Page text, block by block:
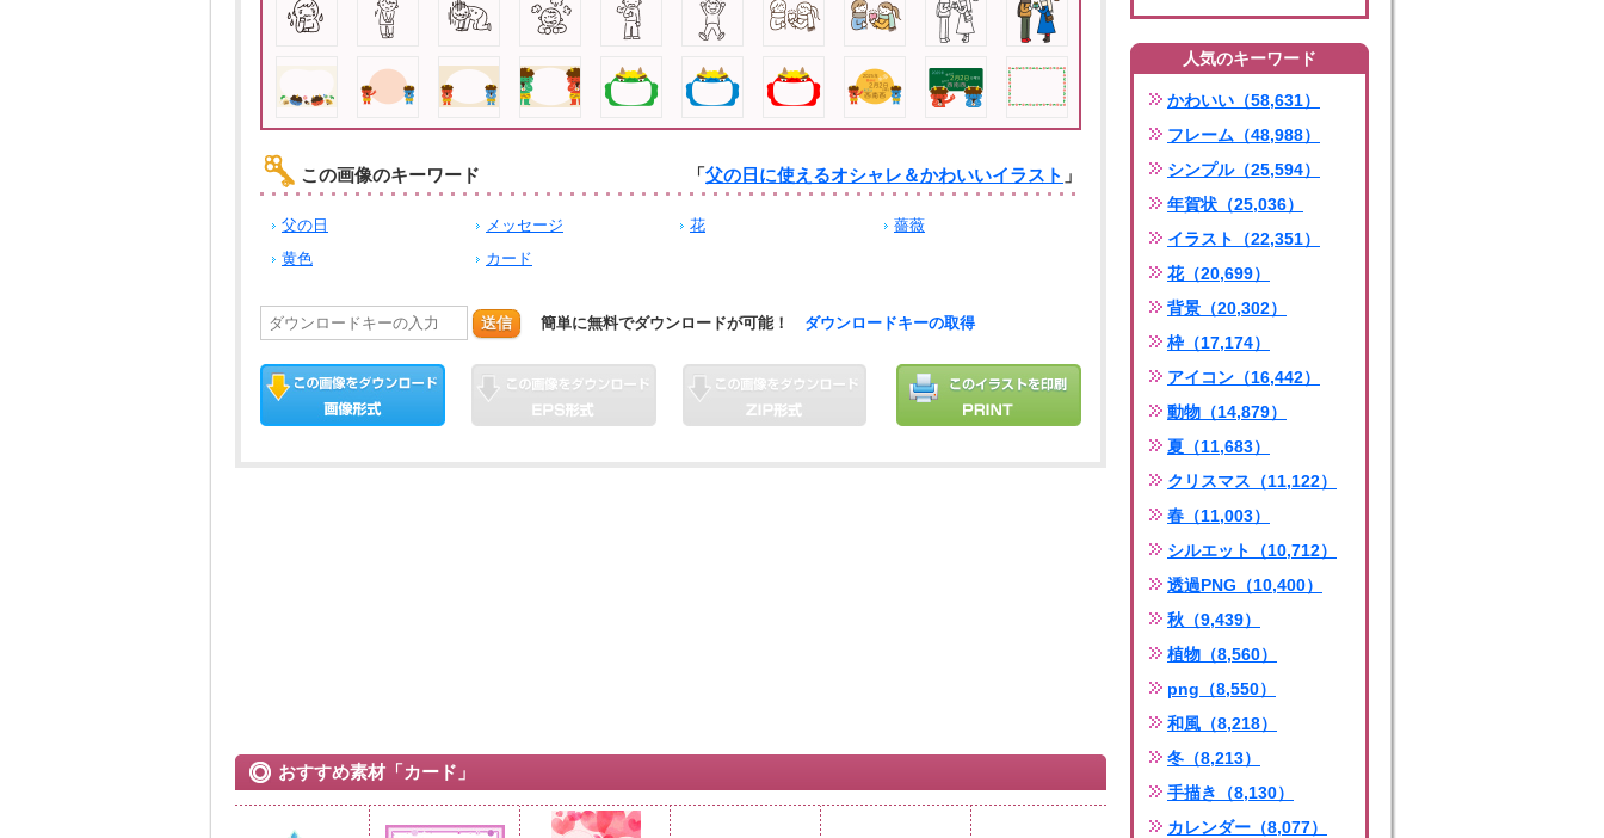
この画像のキーワード 「父の日に使えるオシャレ＆かわいいイラスト 」
父の日 メッセージ 花
薔薇
黄色
カード
送信 簡単に無料でダウンロードが可能！ ダウンロードキーの取得
おすすめ素材「カード」
人気のキーワード
かわいい（58,631）
フレーム（48,988）
シンプル（25,594）
年賀状（25,036）
イラスト（22,351）
花（20,699）
背景（20,302）
枠（17,174）
アイコン（16,442）
動物（14,879）
夏（11,683）
クリスマス（11,122）
春（11,003）
シルエット（10,712）
透過PNG（10,400）
秋（9,439）
植物（8,560）
png（8,550）
和風（8,218）
冬（8,213）
手描き（8,130）
カレンダー（8,077）